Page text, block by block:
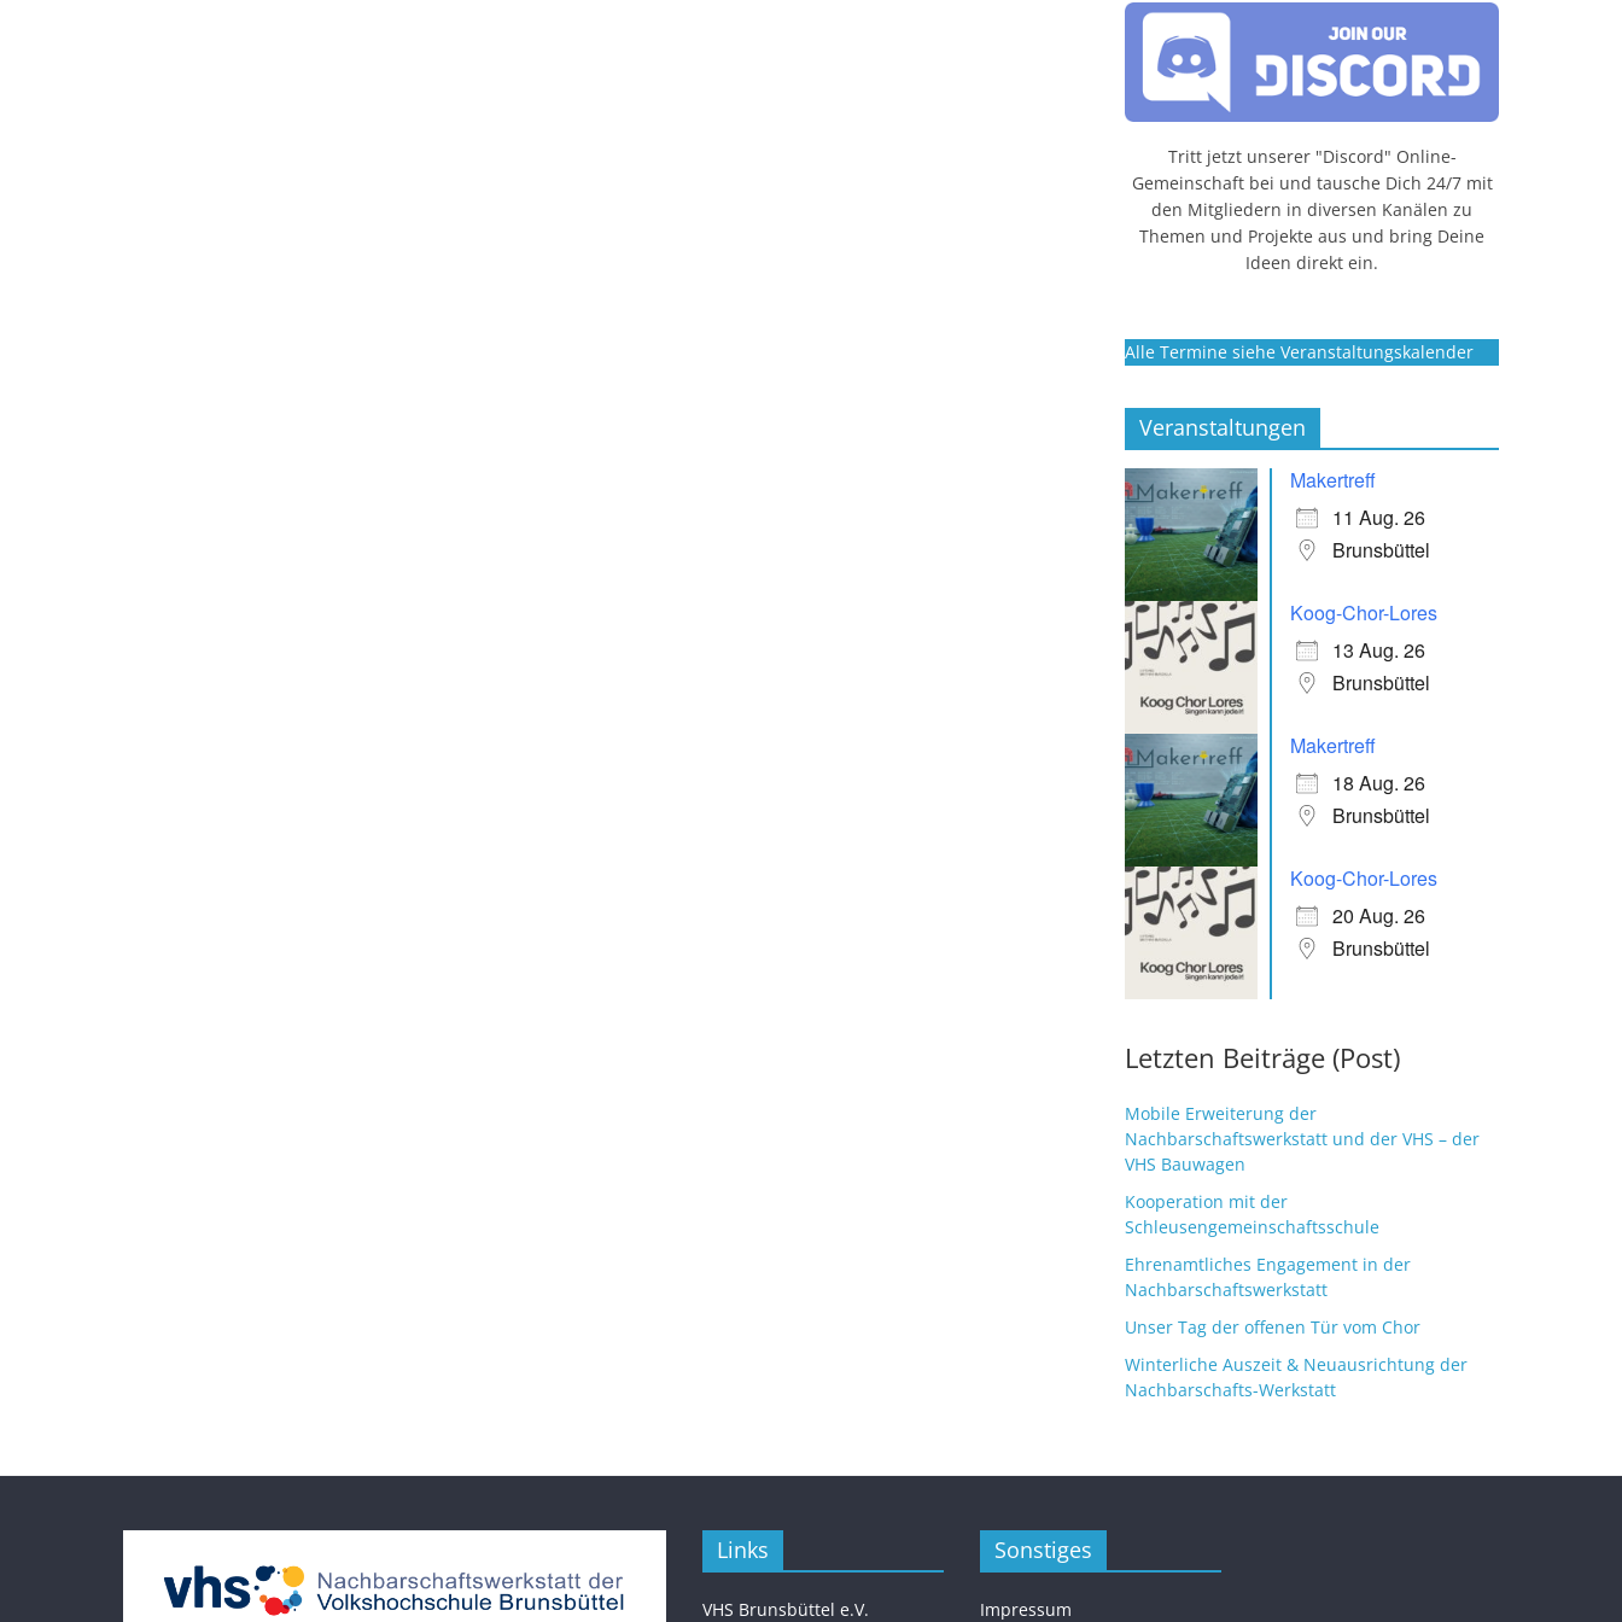
Tritt jetzt unserer "Discord" Online-
Gemeinschaft bei und tausche Dich 24/7 mit
den Mitgliedern in diversen Kanälen zu
Themen und Projekte aus und bring Deine
Ideen direkt ein.
Alle Termine siehe Veranstaltungskalender
Veranstaltungen
Makertreff
11 Aug. 26
Brunsbüttel
Koog-Chor-Lores
13 Aug. 26
Brunsbüttel
Makertreff
18 Aug. 26
Brunsbüttel
Koog-Chor-Lores
20 Aug. 26
Brunsbüttel
Letzten Beiträge (Post)
Mobile Erweiterung der
Nachbarschaftswerkstatt und der VHS – der
VHS Bauwagen
Kooperation mit der
Schleusengemeinschaftsschule
Ehrenamtliches Engagement in der
Nachbarschaftswerkstatt
Unser Tag der offenen Tür vom Chor
Winterliche Auszeit & Neuausrichtung der
Nachbarschafts-Werkstatt
Links
VHS Brunsbüttel e.V.
Sonstiges
Impressum